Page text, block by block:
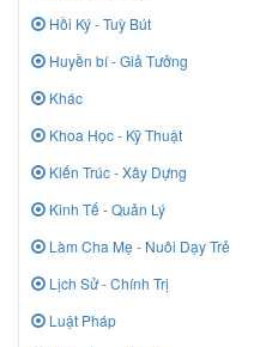
Hồi Ký - Tuỳ Bút
Huyền bí - Giả Tưởng
Khác
Khoa Học - Kỹ Thuật
Kiến Trúc - Xây Dựng
Kinh Tế - Quản Lý
Làm Cha Mẹ - Nuôi Dạy Trẻ
Lịch Sử - Chính Trị
Luật Pháp